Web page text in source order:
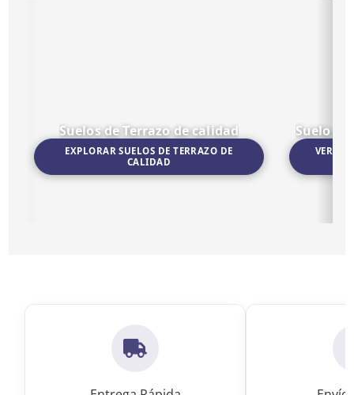
Suelos de Terrazo de calidad
EXPLORAR SUELOS DE TERRAZO DE
CALIDAD
Suelo
VER